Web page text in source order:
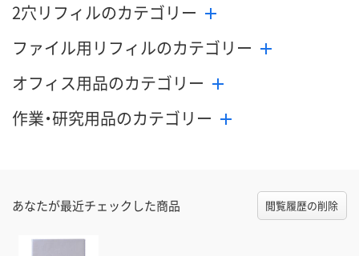
2穴リフィルのカテゴリー
ファイル用リフィルのカテゴリー
オフィス用品のカテゴリー
作業・研究用品のカテゴリー
あなたが最近チェックした商品 閲覧履歴の削除